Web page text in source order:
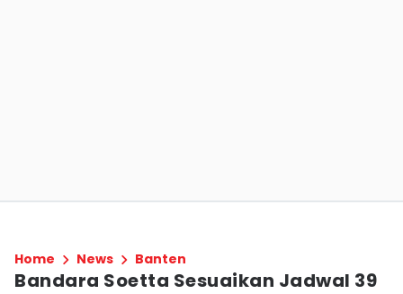
Home News Banten
Bandara Soetta Sesuaikan Jadwal 39